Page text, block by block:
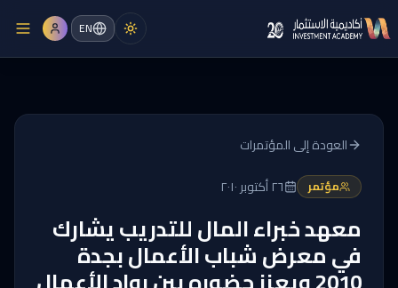
EN
العودة إلى المؤتمرات
مؤتمر ٢٦ أكتوبر ٢٠١٠
معهد خبراء المال للتدريب يشارك
في معرض شباب الأعمال بجدة